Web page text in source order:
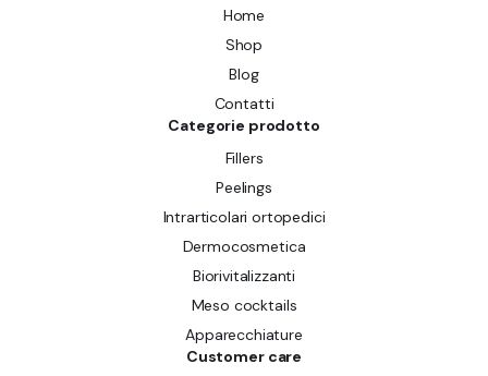
Home
Shop
Blog
Contatti
Categorie prodotto
Fillers
Peelings
Intrarticolari ortopedici
Dermocosmetica
Biorivitalizzanti
Meso cocktails
Apparecchiature
Customer care